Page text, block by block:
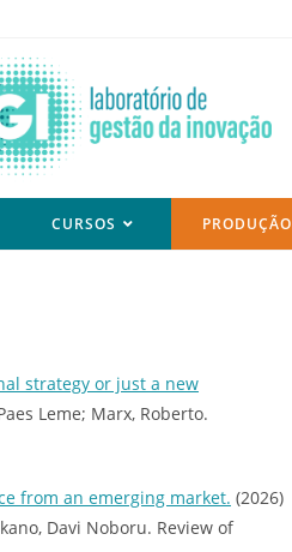
CURSOS PRODUÇÃO
strategy or just a new
Leme; Marx, Roberto.
from an emerging market. (2026)
Davi Noboru. Review of